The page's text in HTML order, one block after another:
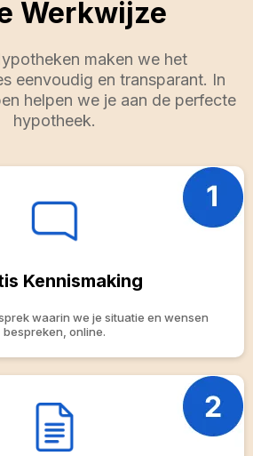
Werkwijze
maken we het
eenvoudig en transparant. In
helpen we je aan de perfecte
hypotheek.
Kennismaking
waarin we je situatie en wensen
bespreken, online.